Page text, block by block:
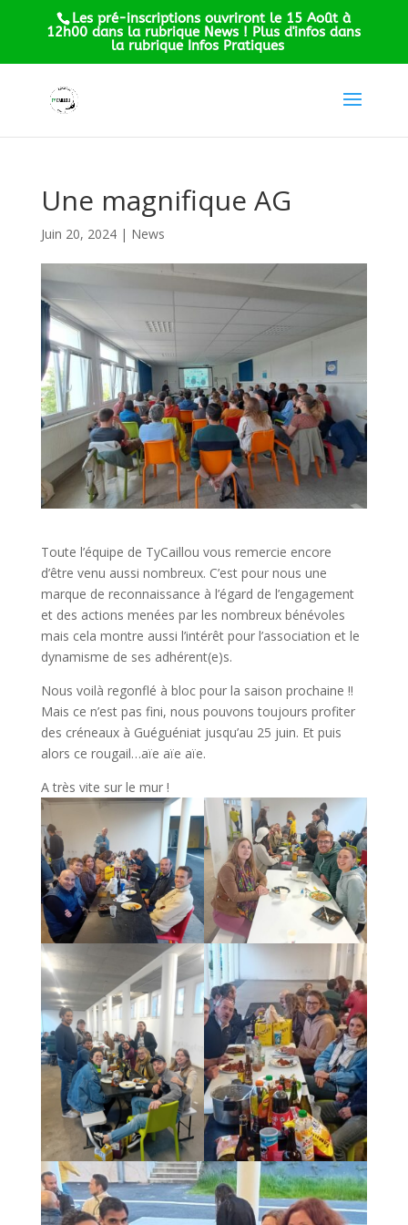
Les pré-inscriptions ouvriront le 15 Août à
12h00 dans la rubrique News ! Plus d'infos dans
la rubrique Infos Pratiques
Une magnifique AG
Juin 20, 2024| News
Toute l’équipe de TyCaillou vous remercie encore
d’être venu aussi nombreux. C’est pour nous une
marque de reconnaissance à l’égard de l’engagement
et des actions menées par les nombreux bénévoles
mais cela montre aussi l’intérêt pour l’association et le
dynamisme de ses adhérent(e)s.
Nous voilà regonflé à bloc pour la saison prochaine !!
Mais ce n’est pas fini, nous pouvons toujours profiter
des créneaux à Guéguéniat jusqu’au 25 juin. Et puis
alors ce rougail…aïe aïe aïe.
A très vite sur le mur !